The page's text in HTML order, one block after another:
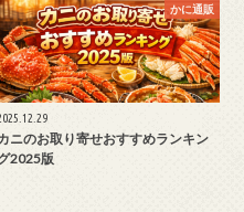
かに通販
ニのお取り寄せおすすめランキン
2025版